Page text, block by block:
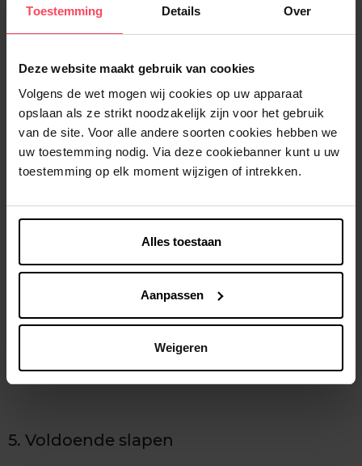
Toestemming Details Over
Deze website maakt gebruik van cookies
Volgens de wet mogen wij cookies op uw apparaat
opslaan als ze strikt noodzakelijk zijn voor het gebruik
van de site. Voor alle andere soorten cookies hebben we
uw toestemming nodig. Via deze cookiebanner kunt u uw
toestemming op elk moment wijzigen of intrekken.
Alles toestaan
Aanpassen
Weigeren
werking van het lichaam te verbeteren!
Massagetoestel
€ 7,99
Accessoire
€ 6,99
5. Voldoende slapen